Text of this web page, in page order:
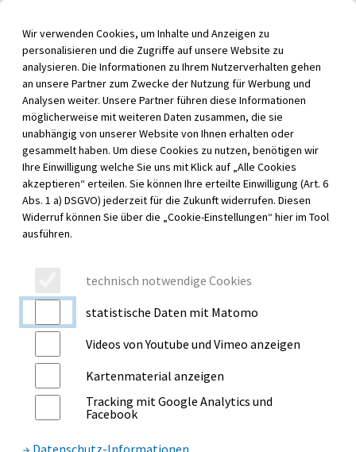
Menü für barrierefreie Funktionen aufrufen
EVENTS
ANSTEHENDE VERANSTALTUNGEN
17.08.2026 | 18:30 Uhr
INFOABEND FÜR WERDENDE
ELTERN
Wir verwenden Cookies, um Inhalte und Anzeigen zu
personalisieren und die Zugriffe auf unsere Website zu
analysieren. Die Informationen zu Ihrem Nutzerverhalten gehen
an unsere Partner zum Zwecke der Nutzung für Werbung und
Analysen weiter. Unsere Partner führen diese Informationen
möglicherweise mit weiteren Daten zusammen, die sie
unabhängig von unserer Website von Ihnen erhalten oder
gesammelt haben. Um diese Cookies zu nutzen, benötigen wir
Ihre Einwilligung welche Sie uns mit Klick auf „Alle Cookies
akzeptieren“ erteilen. Sie können Ihre erteilte Einwilligung (Art. 6
Abs. 1 a) DSGVO) jederzeit für die Zukunft widerrufen. Diesen
Widerruf können Sie über die „Cookie-Einstellungen“ hier im Tool
ausführen.
technisch notwendige Cookies
statistische Daten mit Matomo
Videos von Youtube und Vimeo anzeigen
Kartenmaterial anzeigen
Tracking mit Google Analytics und
Facebook
Datenschutz-Informationen